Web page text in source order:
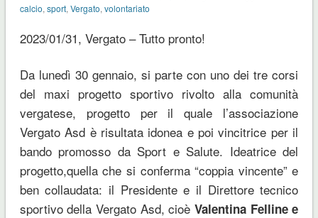
calcio, sport, Vergato, volontariato
2023/01/31, Vergato – Tutto pronto!
Da lunedì 30 gennaio, si parte con uno dei tre corsi
del maxi progetto sportivo rivolto alla comunità
vergatese, progetto per il quale l’associazione
Vergato Asd è risultata idonea e poi vincitrice per il
bando promosso da Sport e Salute. Ideatrice del
progetto,quella che si conferma “coppia vincente” e
ben collaudata: il Presidente e il Direttore tecnico
sportivo della Vergato Asd, cioè Valentina Felline e